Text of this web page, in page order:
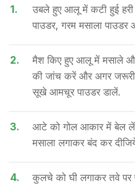
1.
उबले हुए आलू में कटी हुई हरी
पाउडर, गरम मसाला पाउडर
2.
मैश किए हुए आलू में मसाले और
की जांच करें और अगर जरूरी
सूखे आमचूर पाउडर डालें.
3.
आटे को गोल आकार में बेल
मसाला लगाकर बंद कर
4.
कुलचे को घी लगाकर तवे पर